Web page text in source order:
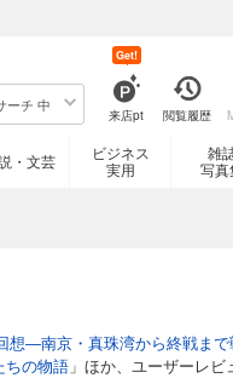
ーチ 中
来店pt
Get!
閲覧履歴
・文芸
ビジネス
実用
雑
写真
想―南京・真珠湾から終戦ま
ちの物語 」ほか、ユーザーレビ